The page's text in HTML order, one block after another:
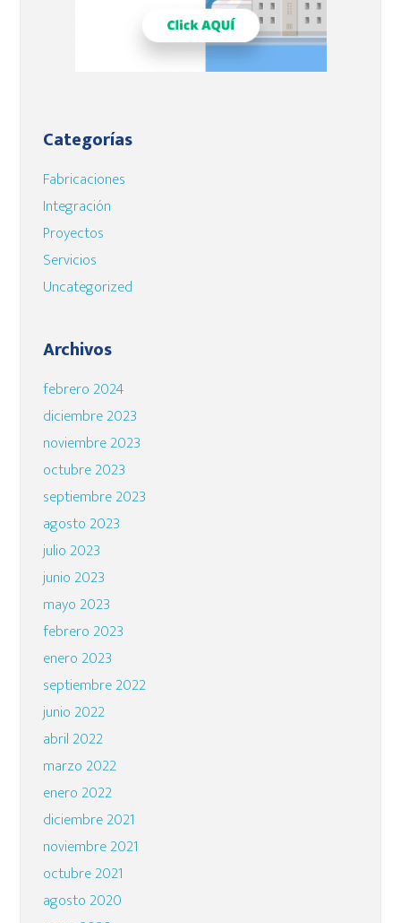
Categorías
Fabricaciones
Integración
Proyectos
Servicios
Uncategorized
Archivos
febrero 2024
diciembre 2023
noviembre 2023
octubre 2023
septiembre 2023
agosto 2023
julio 2023
junio 2023
mayo 2023
febrero 2023
enero 2023
septiembre 2022
junio 2022
abril 2022
marzo 2022
enero 2022
diciembre 2021
noviembre 2021
octubre 2021
agosto 2020